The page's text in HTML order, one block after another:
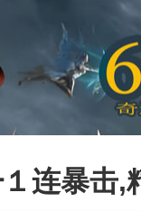
连暴击,